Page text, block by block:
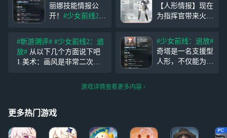
丽娜技能情报公
开！ #少女前线2：
一名防卫型人形，
能造成大范围的浊
刻伤害，同时留下
【暗流】地格，为
弱点。此外，塞布
位施加【掩护】，
使
【人形情报】现在
为指挥官带来火力
绍！ 亲爱的指挥
官，现在为您带来
火力人形【琼玖】
介绍！ 准时准
#新游测评# #少女前线2：追
放#
1.美术：画风是非常二次元
几分真实性，渲染得很不
列，人物刻画得
#少女前线：追放#
奇塔是一名支援型
人形，不仅能为友
单位产生克制作
游戏详情查看更多内容
更多热门游戏